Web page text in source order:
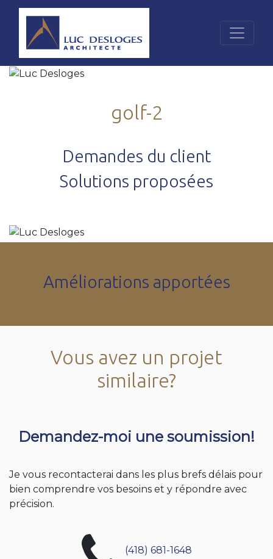
golf-2
Demandes du client
Solutions proposées
Améliorations apportées
Vous avez un projet
similaire?
Demandez-moi une soumission!
Je vous recontacterai dans les plus brefs délais pour
bien comprendre vos besoins et y répondre avec
précision.
(418) 681-1648